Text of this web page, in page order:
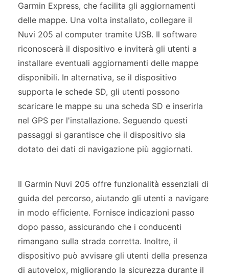
Garmin Express, che facilita gli aggiornamenti
delle mappe. Una volta installato, collegare il
Nuvi 205 al computer tramite USB. Il software
riconoscerà il dispositivo e inviterà gli utenti a
installare eventuali aggiornamenti delle mappe
disponibili. In alternativa, se il dispositivo
supporta le schede SD, gli utenti possono
scaricare le mappe su una scheda SD e inserirla
nel GPS per l'installazione. Seguendo questi
passaggi si garantisce che il dispositivo sia
dotato dei dati di navigazione più aggiornati.
Il Garmin Nuvi 205 offre funzionalità essenziali di
guida del percorso, aiutando gli utenti a navigare
in modo efficiente. Fornisce indicazioni passo
dopo passo, assicurando che i conducenti
rimangano sulla strada corretta. Inoltre, il
dispositivo può avvisare gli utenti della presenza
di autovelox, migliorando la sicurezza durante il